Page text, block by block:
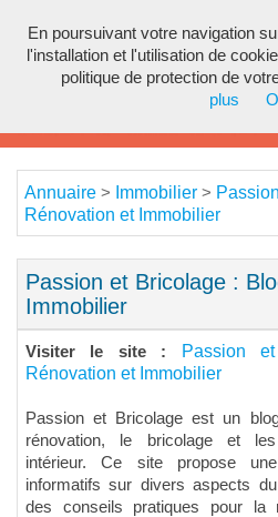
Annuaire > Immobilier >
Rénovation et Immobilier
Passion et Bricolage :
Immobilier
Visiter le site :
Passion
Rénovation et Immobilier
Passion et Bricolage est un
rénovation, le bricolage et les
intérieur. Ce site propose
informatifs sur divers aspects
des conseils pratiques pour la
En poursuivant votre navigation
l'installation et l'utilisation de
politique de protection de
plus